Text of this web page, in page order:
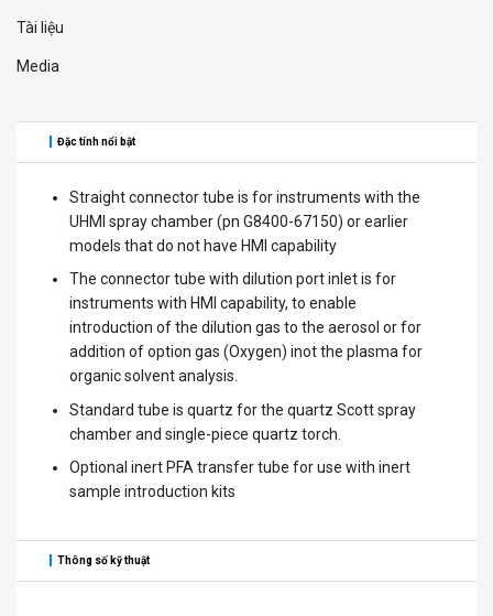
Tài liệu
Media
Đặc tính nổi bật
Straight connector tube is for instruments with the
UHMI spray chamber (pn G8400-67150) or earlier
models that do not have HMI capability
The connector tube with dilution port inlet is for
instruments with HMI capability, to enable
introduction of the dilution gas to the aerosol or for
addition of option gas (Oxygen) inot the plasma for
organic solvent analysis.
Standard tube is quartz for the quartz Scott spray
chamber and single-piece quartz torch.
Optional inert PFA transfer tube for use with inert
sample introduction kits
Thông số kỹ thuật